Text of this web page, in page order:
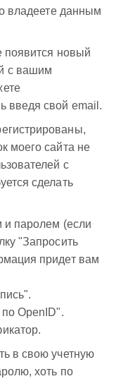
владеете данным
появится новый
с вашим
введя свой email.
моего сайта не
с
сделать
и паролем (если
"Запросить
придет вам
OpenID".
в свою учетную
хоть по